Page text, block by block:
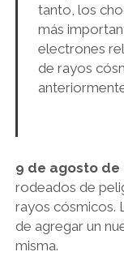
tanto, los
más
electrones
de rayos
9 de agosto de
rodeados de
rayos cósmicos.
de agregar un
misma.